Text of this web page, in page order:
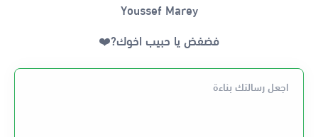
Youssef Marey
فضفض يا حبيب اخوك?❤️